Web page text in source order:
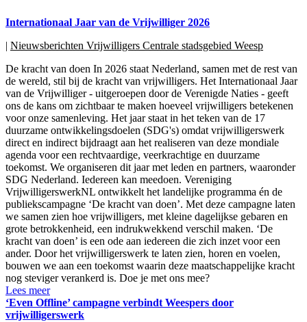
Internationaal Jaar van de Vrijwilliger 2026
| Nieuwsberichten Vrijwilligers Centrale stadsgebied Weesp
De kracht van doen In 2026 staat Nederland, samen met de rest van
de wereld, stil bij de kracht van vrijwilligers. Het Internationaal Jaar
van de Vrijwilliger - uitgeroepen door de Verenigde Naties - geeft
ons de kans om zichtbaar te maken hoeveel vrijwilligers betekenen
voor onze samenleving. Het jaar staat in het teken van de 17
duurzame ontwikkelingsdoelen (SDG's) omdat vrijwilligerswerk
direct en indirect bijdraagt aan het realiseren van deze mondiale
agenda voor een rechtvaardige, veerkrachtige en duurzame
toekomst. We organiseren dit jaar met leden en partners, waaronder
SDG Nederland. Iedereen kan meedoen. Vereniging
VrijwilligerswerkNL ontwikkelt het landelijke programma én de
publiekscampagne ‘De kracht van doen’. Met deze campagne laten
we samen zien hoe vrijwilligers, met kleine dagelijkse gebaren en
grote betrokkenheid, een indrukwekkend verschil maken. ‘De
kracht van doen’ is een ode aan iedereen die zich inzet voor een
ander. Door het vrijwilligerswerk te laten zien, horen en voelen,
bouwen we aan een toekomst waarin deze maatschappelijke kracht
nog steviger verankerd is. Doe je met ons mee?
Lees meer
‘Even Offline’ campagne verbindt Weespers door
vrijwilligerswerk